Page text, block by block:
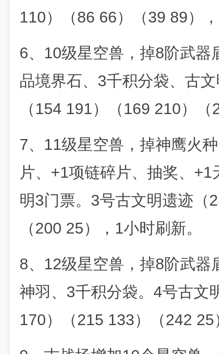
110）（86 66）（39 89）
6、10级星空兽，掉8阶武器
品境界石、3千积分袋、古
（154 191）（169 210）
7、11级星空兽，掉神鹰火
片、+1项链碎片、抽奖、
明3门票。3号古文明遗迹（
（200 25），1小时刷新。
8、12级星空兽，掉8阶武器
神羽、3千积分袋。4号古文
170）（215 133）（242